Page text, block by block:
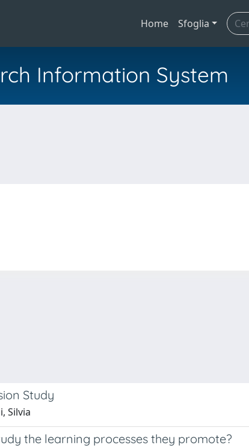
Home Sfoglia
Information System
Study
Silvia
the learning processes they promote?